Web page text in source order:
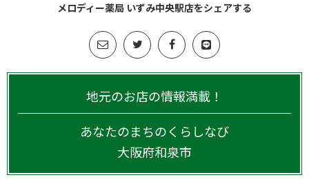
メロディー薬局 いずみ中央駅店をシェアする
地元のお店の情報満載！
あなたのまちのくらしなび
大阪府和泉市